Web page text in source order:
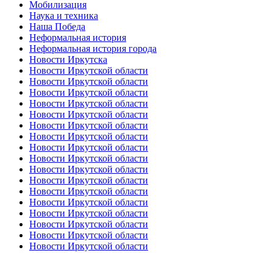
Мобилизация
Наука и техника
Наша Победа
Неформальная история
Неформальная история города
Новости Иркутска
Новости Иркутской области
Новости Иркутской области
Новости Иркутской области
Новости Иркутской области
Новости Иркутской области
Новости Иркутской области
Новости Иркутской области
Новости Иркутской области
Новости Иркутской области
Новости Иркутской области
Новости Иркутской области
Новости Иркутской области
Новости Иркутской области
Новости Иркутской области
Новости Иркутской области
Новости Иркутской области
Новости Иркутской области